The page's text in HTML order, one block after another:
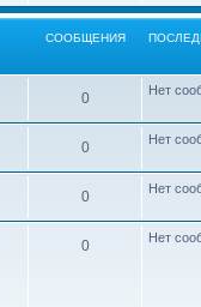
СООБЩЕНИЯ
0 Нет
0 Нет
0 Нет
0 Нет